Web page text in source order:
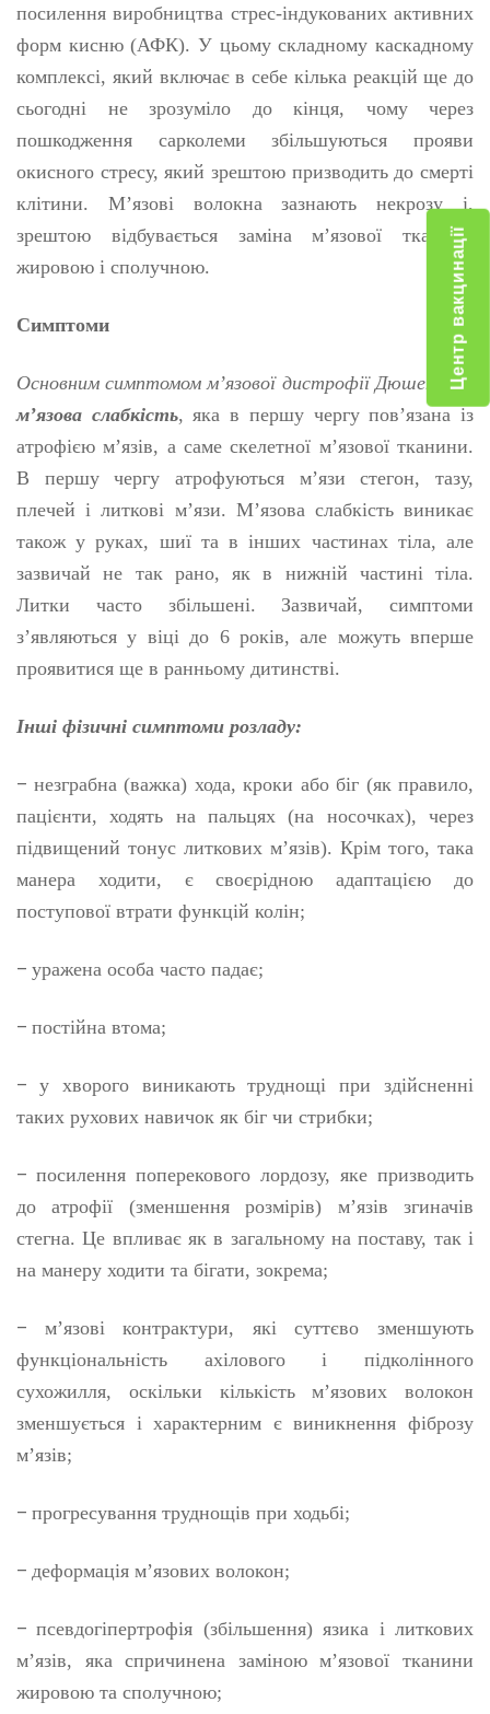
посилення виробництва стрес-індукованих активних
форм кисню (АФК). У цьому складному каскадному
комплексі, який включає в себе кілька реакцій ще до
сьогодні не зрозуміло до кінця, чому через
пошкодження сарколеми збільшуються прояви
окисного стресу, який зрештою призводить до смерті
клітини. М’язові волокна зазнають некрозу і,
зрештою відбувається заміна м’язової тканини
жировою і сполучною.
Симптоми
Основним симптомом м’язової дистрофії Дюшена –є
м’язова слабкість, яка в першу чергу пов’язана із
атрофією м’язів, а саме скелетної м’язової тканини.
В першу чергу атрофуються м’язи стегон, тазу,
плечей і литкові м’язи. М’язова слабкість виникає
також у руках, шиї та в інших частинах тіла, але
зазвичай не так рано, як в нижній частині тіла.
Литки часто збільшені. Зазвичай, симптоми
з’являються у віці до 6 років, але можуть вперше
проявитися ще в ранньому дитинстві.
Інші фізичні симптоми розладу:
– незграбна (важка) хода, кроки або біг (як правило,
пацієнти, ходять на пальцях (на носочках), через
підвищений тонус литкових м’язів). Крім того, така
манера ходити, є своєрідною адаптацією до
поступової втрати функцій колін;
– уражена особа часто падає;
– постійна втома;
– у хворого виникають труднощі при здійсненні
таких рухових навичок як біг чи стрибки;
– посилення поперекового лордозу, яке призводить
до атрофії (зменшення розмірів) м’язів згиначів
стегна. Це впливає як в загальному на поставу, так і
на манеру ходити та бігати, зокрема;
– м’язові контрактури, які суттєво зменшують
функціональність ахілового і підколінного
сухожилля, оскільки кількість м’язових волокон
зменшується і характерним є виникнення фіброзу
м’язів;
– прогресування труднощів при ходьбі;
– деформація м’язових волокон;
–псевдогіпертрофія (збільшення) язика і литкових
м’язів, яка спричинена заміною м’язової тканини
жировою та сполучною;
Центр вакцинації